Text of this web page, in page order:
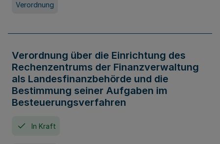
Verordnung
Verordnung über die Einrichtung des
Rechenzentrums der Finanzverwaltung
als Landesfinanzbehörde und die
Bestimmung seiner Aufgaben im
Besteuerungsverfahren
In Kraft